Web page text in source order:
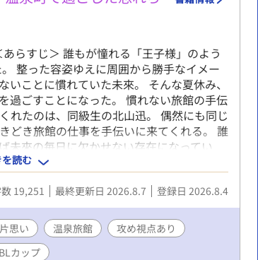
らすじ＞ 誰もが憧れる「王子様」のよう
整った容姿ゆえに周囲から勝手なイメー
ことに慣れていた未來。 そんな夏休み、
過ごすことになった。 慣れない旅館の手伝
れたのは、同級生の北山迅。 偶然にも同じ
どき旅館の仕事を手伝いに来てくれる。 誰
未來の毎日に欠かせない存在になってい
たび、止まっていた未來の心は少しずつ変
、不器用な二人の青春と初恋の物語。 高
しんでいただけたらと思っています。
読む
19,251 最終更新日 2026.8.7 登録日 2026.8.4
思い 温泉旅館
攻め視点あり
カップ